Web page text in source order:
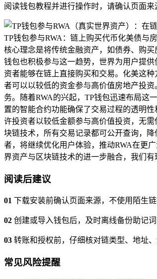
阅读钱包教程并进行操作时，请确认页面
TP钱包参与RWA：链上购买代币化美债与
核心理念是将传统金融资产，如债券、购
钱包也积极参与这一趋势，世界为用户提
资者能够在链上直接购买和交易。化美这
者可以以较低的资金参与高价值房地产投
务。随着RWA的兴起，TP钱包迅速布局这
置的智能合约功能确保了交易过程的透明
许投资者以较低金额参与高价值投资，无
块链技术，所有交易记录都可公开查询，
者，将继续优化用户体验，推动RWA在更
界资产与区块链技术的进一步融合，我们
阅读后建议
01 下载安装前确认页面来源，不使用陌生
02 创建或导入钱包后，及时离线备份助记
03 转账和授权前，仔细核对链类型、地址
常见风险提醒